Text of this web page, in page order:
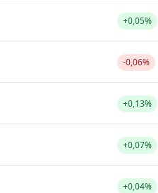
+0,05%
-0,06%
+0,13%
+0,07%
+0,04%